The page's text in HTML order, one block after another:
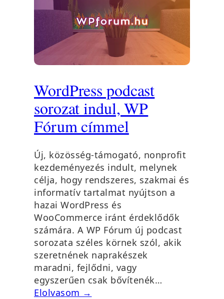
WordPress podcast
sorozat indul, WP
Fórum címmel
Új, közösség-támogató, nonprofit
kezdeményezés indult, melynek
célja, hogy rendszeres, szakmai és
informatív tartalmat nyújtson a
hazai WordPress és
WooCommerce iránt érdeklődők
számára. A WP Fórum új podcast
sorozata széles körnek szól, akik
szeretnének naprakészek
maradni, fejlődni, vagy
egyszerűen csak bővítenék…
Elolvasom →